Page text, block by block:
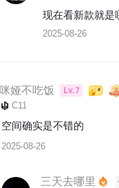
现在看新款就是
2025-08-26
咪娅不吃饭 Lv.7
C11
空间确实是不错的
2025-08-26
三天去哪里